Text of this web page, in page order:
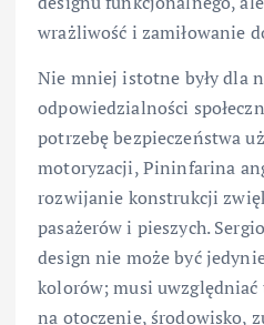
wrażliwość i zamiłowanie
Nie mniej istotne były dla
odpowiedzialności
potrzebę bezpieczeństwa
motoryzacji, Pininfarina
rozwijanie konstrukcji
pasażerów i pieszych.
design nie może być
kolorów; musi uwzględniać
na otoczenie, środowisko,